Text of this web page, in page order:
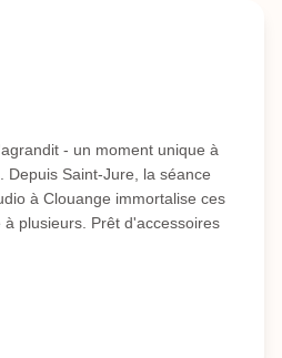
- un moment unique à
Depuis Saint-Jure, la séance
à Clouange immortalise ces
plusieurs. Prêt d'accessoires